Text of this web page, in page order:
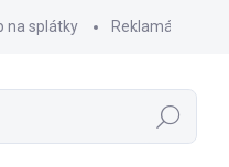
na splátky Reklamácia
Hľadať